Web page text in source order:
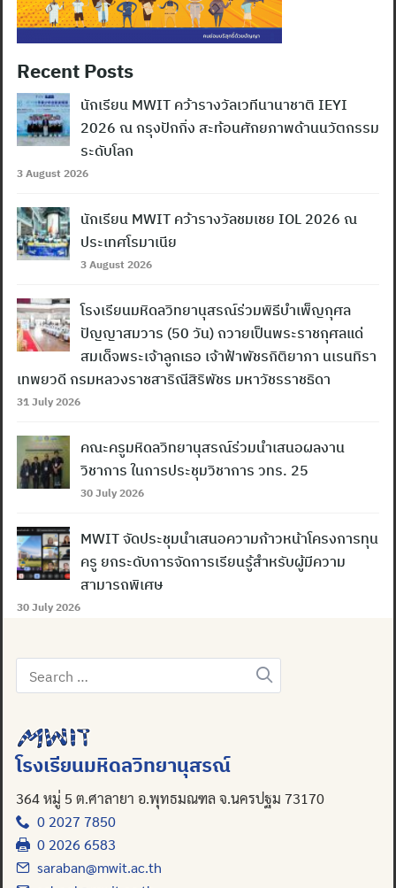
Recent Posts
นักเรียน MWIT คว้ารางวัลเวทีนานาชาติ IEYI
2026 ณ กรุงปักกิ่ง สะท้อนศักยภาพด้านนวัตกรรม
ระดับโลก
3 August 2026
นักเรียน MWIT คว้ารางวัลชมเชย IOL 2026 ณ
ประเทศโรมาเนีย
3 August 2026
โรงเรียนมหิดลวิทยานุสรณ์ร่วมพิธีบำเพ็ญกุศล
ปัญญาสมวาร (50 วัน) ถวายเป็นพระราชกุศลแด่
สมเด็จพระเจ้าลูกเธอ เจ้าฟ้าพัชรกิติยาภา นเรนทิรา
เทพยวดี กรมหลวงราชสาริณีสิริพัชร มหาวัชรราชธิดา
31 July 2026
คณะครูมหิดลวิทยานุสรณ์ร่วมนำเสนอผลงาน
วิชาการ ในการประชุมวิชาการ วทร. 25
30 July 2026
MWIT จัดประชุมนำเสนอความก้าวหน้าโครงการทุน
ครู ยกระดับการจัดการเรียนรู้สำหรับผู้มีความ
สามารถพิเศษ
30 July 2026
Search
for:
โรงเรียนมหิดลวิทยานุสรณ์
364 หมู่ 5 ต.ศาลายา อ.พุทธมณฑล จ.นครปฐม 73170
0 2027 7850
0 2026 6583
saraban@mwit.ac.th